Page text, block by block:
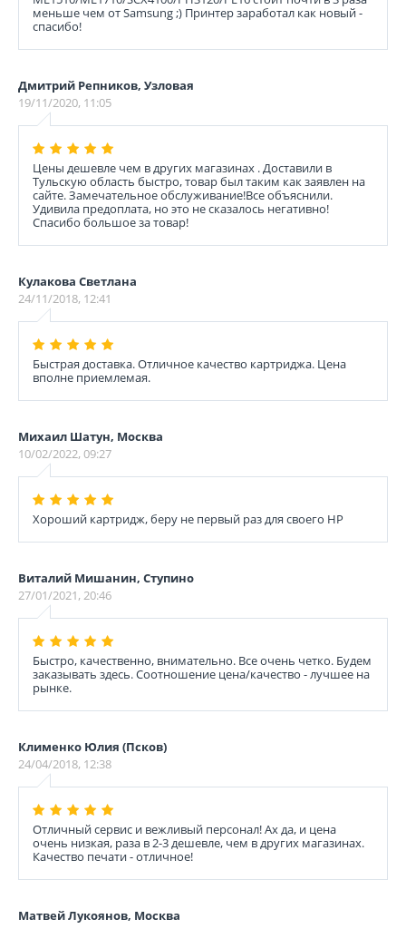
меньше чем от Samsung ;) Принтер заработал как новый -
спасибо!
Дмитрий Репников, Узловая
19/11/2020, 11:05
Цены дешевле чем в других магазинах . Доставили в
Тульскую область быстро, товар был таким как заявлен на
сайте. Замечательное обслуживание!Все объяснили.
Удивила предоплата, но это не сказалось негативно!
Спасибо большое за товар!
Кулакова Светлана
24/11/2018, 12:41
Быстрая доставка. Отличное качество картриджа. Цена
вполне приемлемая.
Михаил Шатун, Москва
10/02/2022, 09:27
Хороший картридж, беру не первый раз для своего НР
Виталий Мишанин, Ступино
27/01/2021, 20:46
Быстро, качественно, внимательно. Все очень четко. Будем
заказывать здесь. Соотношение цена/качество - лучшее на
рынке.
Клименко Юлия (Псков)
24/04/2018, 12:38
Отличный сервис и вежливый персонал! Ах да, и цена
очень низкая, раза в 2-3 дешевле, чем в других магазинах.
Качество печати - отличное!
Матвей Лукоянов, Москва